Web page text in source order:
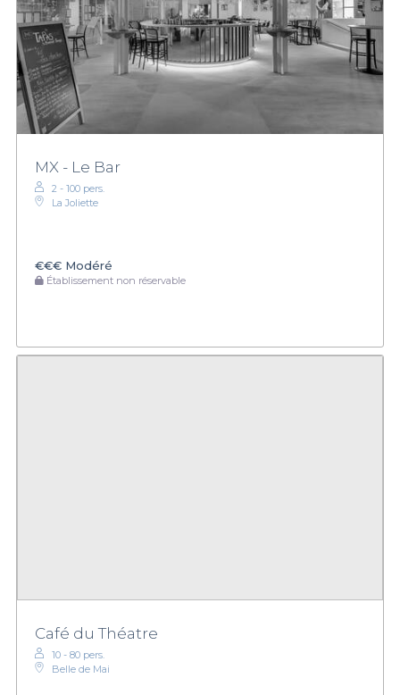
MX - Le Bar
2 - 100 pers.
La Joliette
€€€ Modéré
Établissement non réservable
Café du Théatre
10 - 80 pers.
Belle de Mai